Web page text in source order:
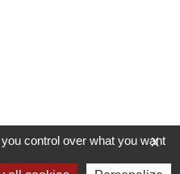
X
control over what you want